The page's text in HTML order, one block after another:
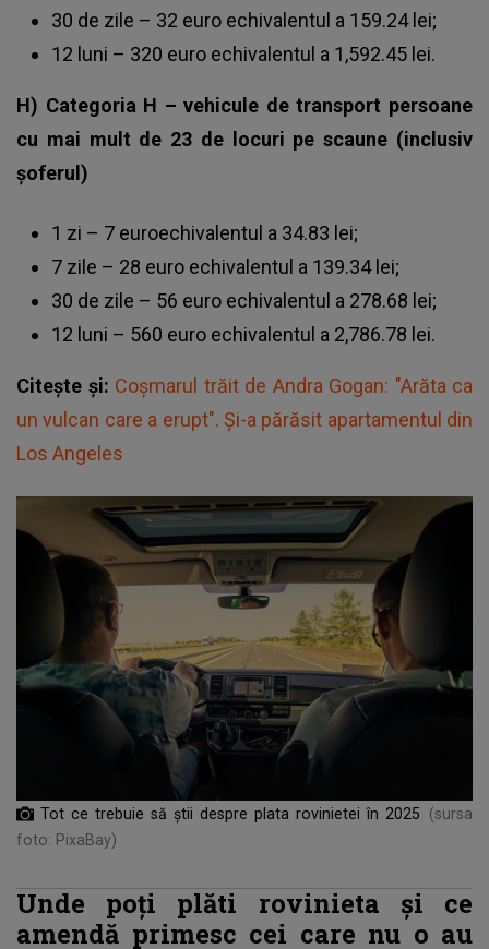
30 de zile – 32 euro echivalentul a 159.24 lei;
12 luni – 320 euro echivalentul a 1,592.45 lei.
H) Categoria H – vehicule de transport persoane
cu mai mult de 23 de locuri pe scaune (inclusiv
şoferul)
1 zi – 7 euroechivalentul a 34.83 lei;
7 zile – 28 euro echivalentul a 139.34 lei;
30 de zile – 56 euro echivalentul a 278.68 lei;
12 luni – 560 euro echivalentul a 2,786.78 lei.
Citește și: Coșmarul trăit de Andra Gogan: "Arăta ca
un vulcan care a erupt". Și-a părăsit apartamentul din
Los Angeles
Tot ce trebuie să știi despre plata rovinietei în 2025
(sursa
foto: PixaBay)
Unde poți plăti rovinieta și ce
amendă primesc cei care nu o au